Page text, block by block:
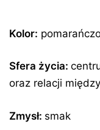
Kolor:
Sfera życia:
oraz relacji
Zmysł: smak